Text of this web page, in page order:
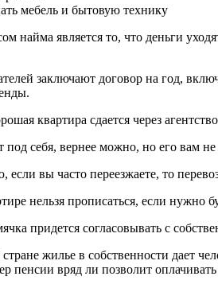
мебель и бытовую технику
найма является то, что деньги
заключают договор на год,
квартира сдается через
под себя, вернее можно, но его вам
если вы часто переезжаете, то
нельзя прописаться, если нужно
придется согласовывать с
жилье в собственности дает
пенсии вряд ли позволит